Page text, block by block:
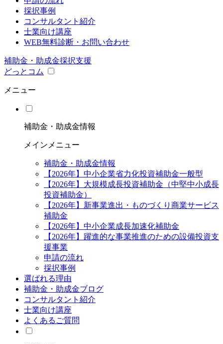
採択事例
コンサルタント紹介
士業向け講座
WEB無料診断・お問い合わせ
補助金・助成金採択支援
どっとコム
メニュー
補助金・助成金情報
メインメニュー
補助金・助成金情報
【2026年】中小企業省力化投資補助金一般型
【2026年】大規模成長投資補助金（中堅中小成長
投資補助金）
【2026年】新事業進出・ものづくり商業サービス
補助金
【2026年】中小企業成長加速化補助金
【2026年】躍進的な事業推進のための設備投資支
援事業
申請の流れ
採択事例
選ばれる理由
補助金・助成金ブログ
コンサルタント紹介
士業向け講座
よくあるご質問